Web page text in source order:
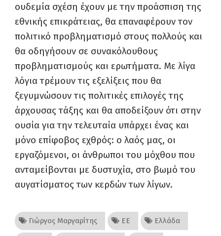
ουδεμία σχέση έχουν με την προάσπιση της
εθνικής επικράτειας, θα επαναφέρουν τον
πολιτικό προβληματισμό στους πολλούς και
θα οδηγήσουν σε συνακόλουθους
προβληματισμούς και ερωτήματα. Με λίγα
λόγια τρέμουν τις εξελίξεις που θα
ξεγυμνώσουν τις πολιτικές επιλογές της
άρχουσας τάξης και θα αποδείξουν ότι στην
ουσία για την τελευταία υπάρχει ένας και
μόνο επίφοβος εχθρός: ο λαός μας, οι
εργαζόμενοι, οι άνθρωποι του μόχθου που
ανταμείβονται με δυστυχία, στο βωμό του
αυγατίσματος των κερδών των λίγων.
Γιώργος Μαργαρίτης ΕΕ Ελλάδα